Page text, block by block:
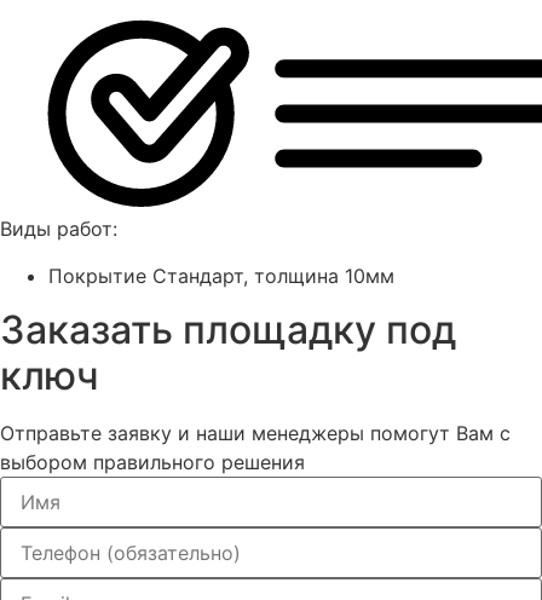
Виды работ:
Покрытие Стандарт, толщина 10мм
Заказать площадку под
ключ
Отправьте заявку и наши менеджеры помогут Вам с
выбором правильного решения